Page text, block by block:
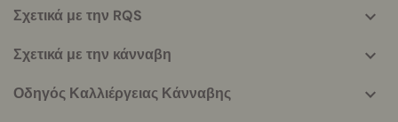
info
Σχετικά με την RQS
Σχετικά με την κάνναβη
Οδηγός Καλλιέργειας Κάνναβης